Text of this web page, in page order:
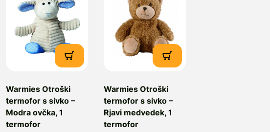
Warmies Otroški
termofor s sivko –
Modra ovčka, 1
termofor
Warmies Otroški
termofor s sivko –
Rjavi medvedek, 1
termofor